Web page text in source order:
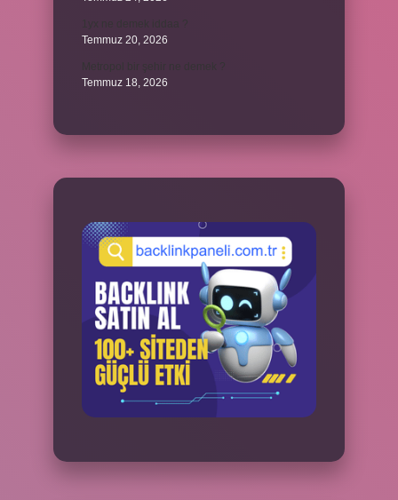
Temmuz 20, 2026
Temmuz 18, 2026